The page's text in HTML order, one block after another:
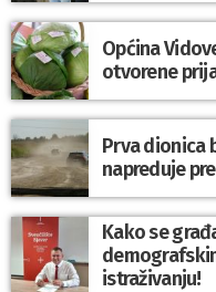
Općina
otvorene
Prva dionica
napreduje
Kako se
istraživanju!